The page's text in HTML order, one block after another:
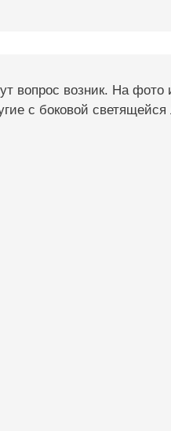
вопрос возник. На фото
с боковой светящейся